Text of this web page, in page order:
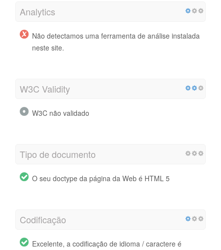
Analytics
Não detectamos uma ferramenta de análise instalada
neste site.
W3C Validity
W3C não validado
Tipo de documento
O seu doctype da página da Web é HTML 5
Codificação
Excelente, a codificação de idioma / caractere é